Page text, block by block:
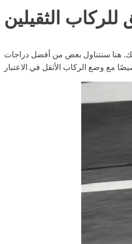
الثقيلين
موجهة إليك. هنا سنتناول بعض من أفضل دراجات